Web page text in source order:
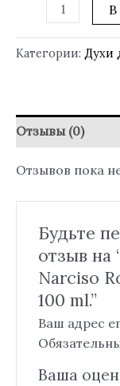
Категории: Духи
Отзывы (0)
Отзывов пока
Будьте
отзыв на
Narciso
100 ml.”
Ваш адрес
Ваша